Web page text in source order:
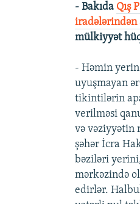
- Bakıda Qış
iradələrindən
mülkiyyət
- Həmin
uyuşmayan
tikintilərin
verilməsi
və vəziyyətin
şəhər İcra
bəziləri
mərkəzində
edirlər.